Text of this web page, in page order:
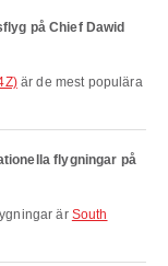
på Chief Dawid
är de mest populära
flygningar på
är South